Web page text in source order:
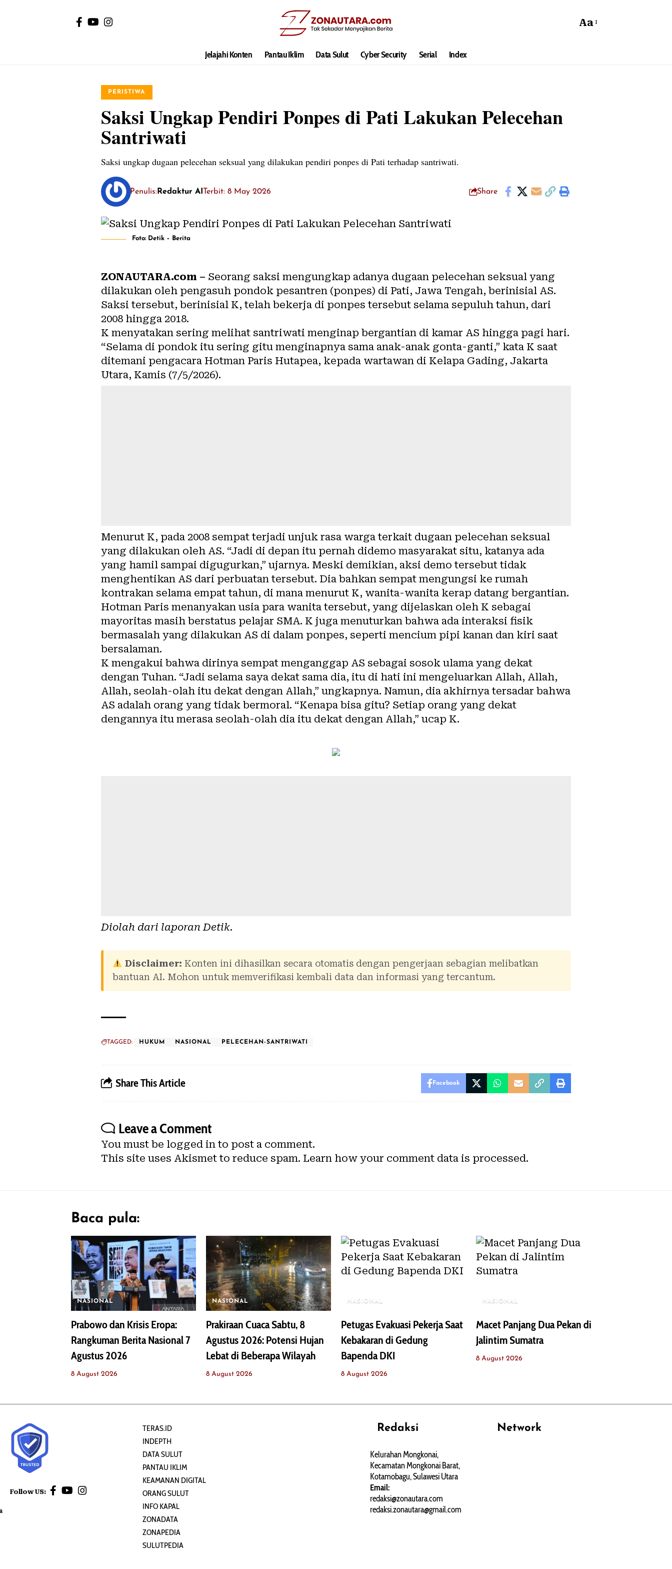
Aa
Jelajahi Konten Pantau Iklim Data Sulut Cyber Security Serial Index
PERISTIWA
Saksi Ungkap Pendiri Ponpes di Pati Lakukan Pelecehan
Santriwati
Saksi ungkap dugaan pelecehan seksual yang dilakukan pendiri ponpes di Pati terhadap santriwati.
Penulis:Redaktur AI Terbit: 8 May 2026 Share
Foto: Detik – Berita
ZONAUTARA.com – Seorang saksi mengungkap adanya dugaan pelecehan seksual yang
dilakukan oleh pengasuh pondok pesantren (ponpes) di Pati, Jawa Tengah, berinisial AS.
Saksi tersebut, berinisial K, telah bekerja di ponpes tersebut selama sepuluh tahun, dari
2008 hingga 2018.
K menyatakan sering melihat santriwati menginap bergantian di kamar AS hingga pagi hari.
“Selama di pondok itu sering gitu menginapnya sama anak-anak gonta-ganti,” kata K saat
ditemani pengacara Hotman Paris Hutapea, kepada wartawan di Kelapa Gading, Jakarta
Utara, Kamis (7/5/2026).
Menurut K, pada 2008 sempat terjadi unjuk rasa warga terkait dugaan pelecehan seksual
yang dilakukan oleh AS. “Jadi di depan itu pernah didemo masyarakat situ, katanya ada
yang hamil sampai digugurkan,” ujarnya. Meski demikian, aksi demo tersebut tidak
menghentikan AS dari perbuatan tersebut. Dia bahkan sempat mengungsi ke rumah
kontrakan selama empat tahun, di mana menurut K, wanita-wanita kerap datang bergantian.
Hotman Paris menanyakan usia para wanita tersebut, yang dijelaskan oleh K sebagai
mayoritas masih berstatus pelajar SMA. K juga menuturkan bahwa ada interaksi fisik
bermasalah yang dilakukan AS di dalam ponpes, seperti mencium pipi kanan dan kiri saat
bersalaman.
K mengakui bahwa dirinya sempat menganggap AS sebagai sosok ulama yang dekat
dengan Tuhan. “Jadi selama saya dekat sama dia, itu di hati ini mengeluarkan Allah, Allah,
Allah, seolah-olah itu dekat dengan Allah,” ungkapnya. Namun, dia akhirnya tersadar bahwa
AS adalah orang yang tidak bermoral. “Kenapa bisa gitu? Setiap orang yang dekat
dengannya itu merasa seolah-olah dia itu dekat dengan Allah,” ucap K.
Diolah dari laporan Detik.
Disclaimer: Konten ini dihasilkan secara otomatis dengan pengerjaan sebagian melibatkan
bantuan AI. Mohon untuk memverifikasi kembali data dan informasi yang tercantum.
TAGGED: HUKUM NASIONAL PELECEHAN-SANTRIWATI
Share This Article Facebook
Leave a Comment
You must be logged in to post a comment.
This site uses Akismet to reduce spam. Learn how your comment data is processed.
Baca pula:
NASIONAL
Prabowo dan Krisis Eropa:
Rangkuman Berita Nasional 7
Agustus 2026
8 August 2026
NASIONAL
Prakiraan Cuaca Sabtu, 8
Agustus 2026: Potensi Hujan
Lebat di Beberapa Wilayah
8 August 2026
NASIONAL
Petugas Evakuasi Pekerja Saat
Kebakaran di Gedung
Bapenda DKI
8 August 2026
NASIONAL
Macet Panjang Dua Pekan di
Jalintim Sumatra
8 August 2026
Follow US:
TERAS.ID
INDEPTH
DATA SULUT
PANTAU IKLIM
KEAMANAN DIGITAL
ORANG SULUT
INFO KAPAL
ZONADATA
ZONAPEDIA
SULUTPEDIA
Redaksi
Kelurahan Mongkonai,
Kecamatan Mongkonai Barat,
Kotamobagu, Sulawesi Utara
Email:
redaksi@zonautara.com
redaksi.zonautara@gmail.com
Network